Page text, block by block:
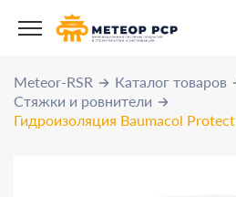
Meteor-RSR Каталог товаров
Стяжки и ровнители
Гидроизоляция Baumacol Protect